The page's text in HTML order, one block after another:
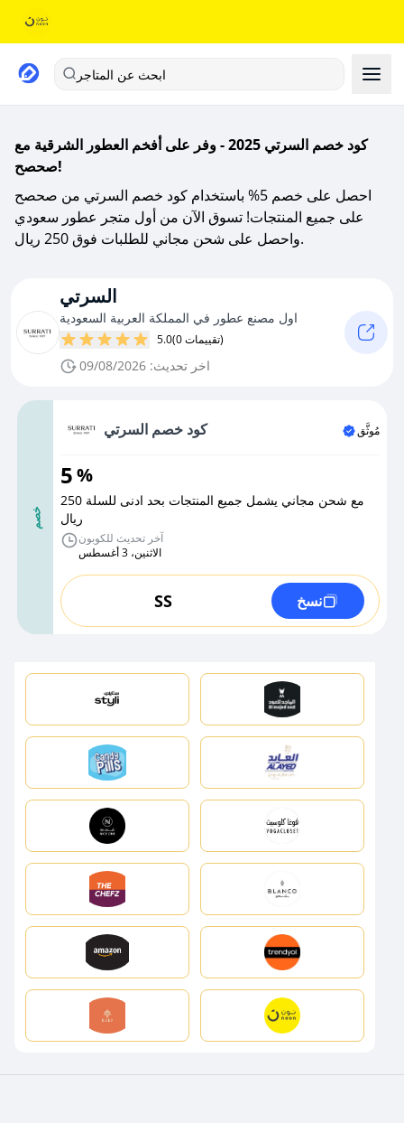
ابحث عن المتاجر
كود خصم السرتي 2025 - وفر على أفخم العطور الشرقية مع
صحصح!
احصل على خصم 5% باستخدام كود خصم السرتي من صحصح
على جميع المنتجات! تسوق الآن من أول متجر عطور سعودي
واحصل على شحن مجاني للطلبات فوق 250 ريال.
السرتي
اول مصنع عطور في المملكة العربية السعودية
5.0 (0 تقييمات)
اخر تحديث: 09/08/2026
خصم
كود خصم السرتي مُوثَّق
5%
مع شحن مجاني يشمل جميع المنتجات بحد ادنى للسلة 250
ريال
آخر تحديث للكوبون
الاثنين، 3 أغسطس
SS نسخ